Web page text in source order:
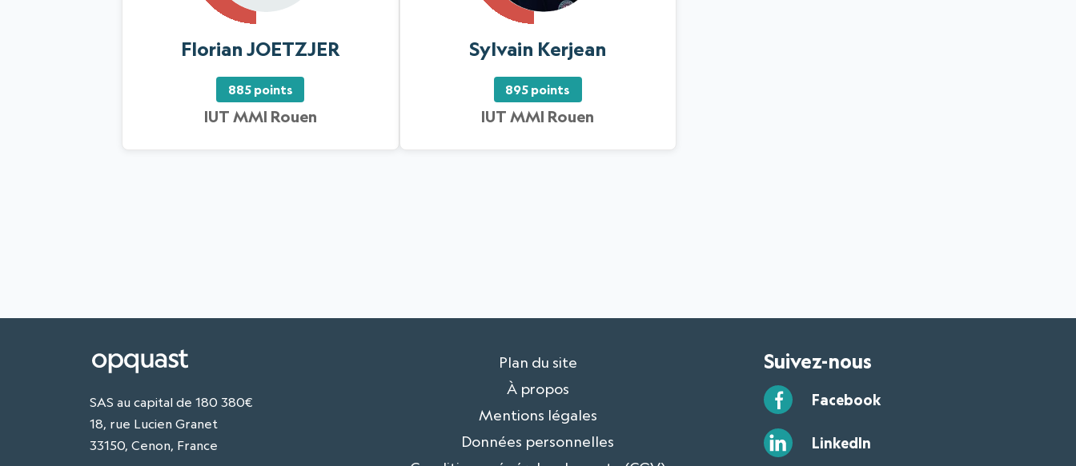
Florian JOETZJER
885 points
IUT MMI Rouen
Sylvain Kerjean
895 points
IUT MMI Rouen
SAS au capital de 180 380€
18, rue Lucien Granet
33150, Cenon, France
Plan du site
À propos
Mentions légales
Données personnelles
Suivez-nous
Facebook
LinkedIn